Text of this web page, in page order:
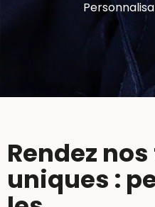
Rendez
uniques :